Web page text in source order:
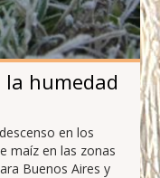
la humedad
en los
maíz en las zonas
Buenos Aires y